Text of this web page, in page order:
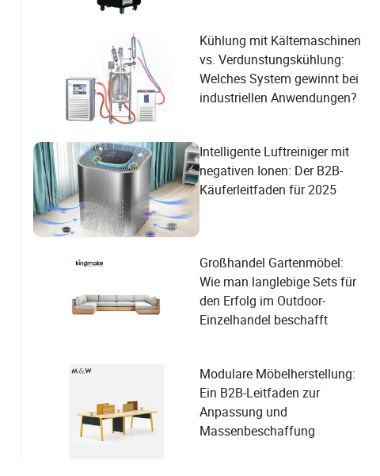
Kühlung mit Kältemaschinen
vs. Verdunstungskühlung:
Welches System gewinnt bei
industriellen Anwendungen?
Intelligente Luftreiniger mit
negativen Ionen: Der B2B-
Käuferleitfaden für 2025
Großhandel Gartenmöbel:
Wie man langlebige Sets für
den Erfolg im Outdoor-
Einzelhandel beschafft
Modulare Möbelherstellung:
Ein B2B-Leitfaden zur
Anpassung und
Massenbeschaffung